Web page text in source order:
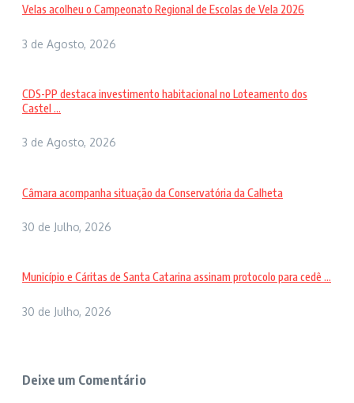
Velas acolheu o Campeonato Regional de Escolas de Vela 2026
3 de Agosto, 2026
CDS-PP destaca investimento habitacional no Loteamento dos
Castel ...
3 de Agosto, 2026
Câmara acompanha situação da Conservatória da Calheta
30 de Julho, 2026
Município e Cáritas de Santa Catarina assinam protocolo para cedê ...
30 de Julho, 2026
Deixe um Comentário